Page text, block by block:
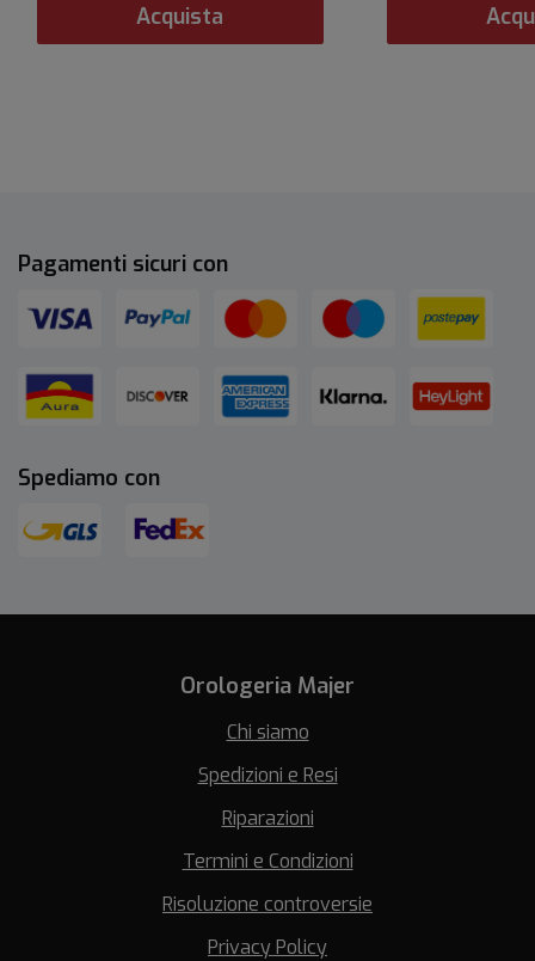
Acquista
Pagamenti sicuri con
Spediamo con
Orologeria Majer
Chi siamo
Spedizioni e Resi
Riparazioni
Termini e Condizioni
Risoluzione controversie
Privacy Policy